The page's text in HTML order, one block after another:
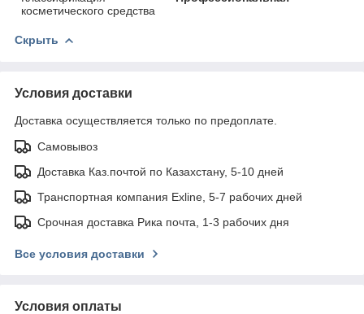
косметического средства
Скрыть
Условия доставки
Доставка осуществляется только по предоплате.
Самовывоз
Доставка Каз.почтой по Казахстану, 5-10 дней
Транспортная компания Exline, 5-7 рабочих дней
Срочная доставка Рика почта, 1-3 рабочих дня
Все условия доставки
Условия оплаты